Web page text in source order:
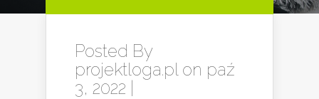
Posted By
projektloga.pl on paź
3, 2022 |